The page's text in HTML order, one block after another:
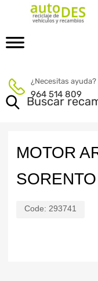
¿Necesitas ayuda?
964 514 809
MOTOR
Code: 293741